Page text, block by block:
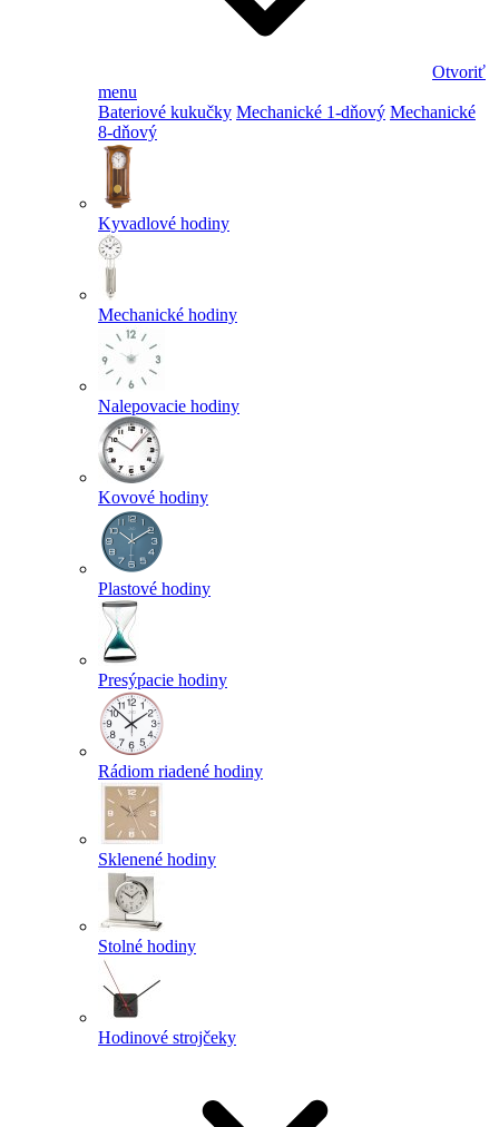
Otvoriť
menu
Bateriové kukučky Mechanické 1-dňový Mechanické
8-dňový
Kyvadlové hodiny
Mechanické hodiny
Nalepovacie hodiny
Kovové hodiny
Plastové hodiny
Presýpacie hodiny
Rádiom riadené hodiny
Sklenené hodiny
Stolné hodiny
Hodinové strojčeky